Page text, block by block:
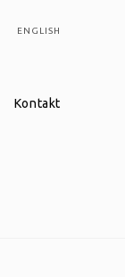
ENGLISH
kontakt